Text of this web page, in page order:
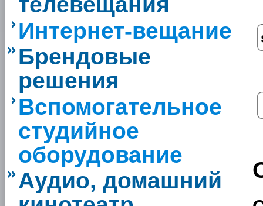
Интернет-вещание
Брендовые
решения
Вспомогательное
студийное
оборудование
Аудио, домашний